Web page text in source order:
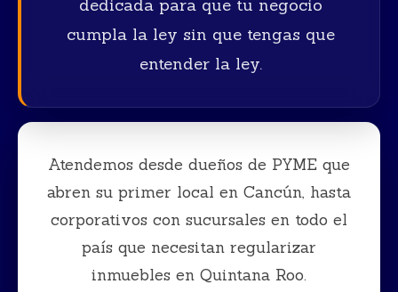
dedicada para que tu negocio
cumpla la ley sin que tengas que
entender la ley.
Atendemos desde dueños de PYME que
abren su primer local en Cancún, hasta
corporativos con sucursales en todo el
país que necesitan regularizar
inmuebles en Quintana Roo.